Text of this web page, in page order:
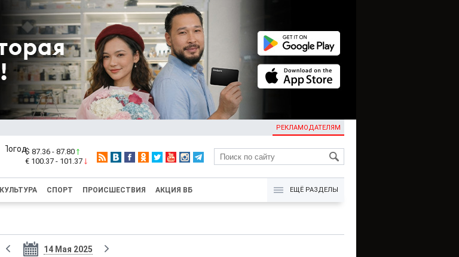
РЕКЛАМОДАТЕЛЯМ
KG
$ 87.36 - 87.80
€ 100.37 - 101.37
КУЛЬТУРА СПОРТ ПРОИСШЕСТВИЯ АКЦИЯ ВБ ЕЩЁ РАЗДЕЛЫ
14 Мая 2025